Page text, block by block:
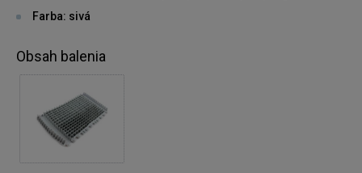
Farba: sivá
Obsah balenia